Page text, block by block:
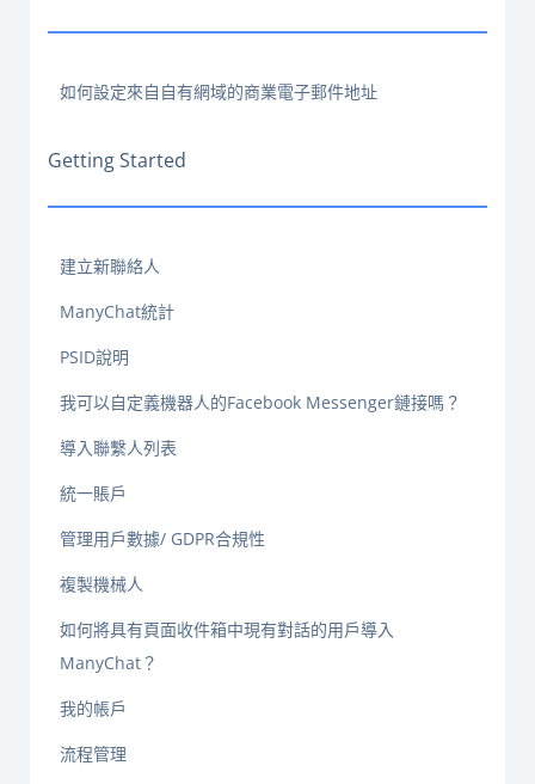
如何設定來自自有網域的商業電子郵件地址
Getting Started
建立新聯絡人
ManyChat統計
PSID說明
我可以自定義機器人的Facebook Messenger鏈接嗎？
導入聯繫人列表
統一賬戶
管理用戶數據/ GDPR合規性
複製機械人
如何將具有頁面收件箱中現有對話的用戶導入
ManyChat？
我的帳戶
流程管理